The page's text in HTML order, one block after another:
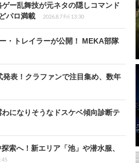
ー乱舞技が元ネタの隠しコマンド
パロ満載
2026.8.7 Fri 13:30
・トレイラーが公開！ MEKA部隊
表！クラファンで注目集め、数年
になりそうなドスケベ傾向診断テ
索へ！新エリア「池」や潜水服、